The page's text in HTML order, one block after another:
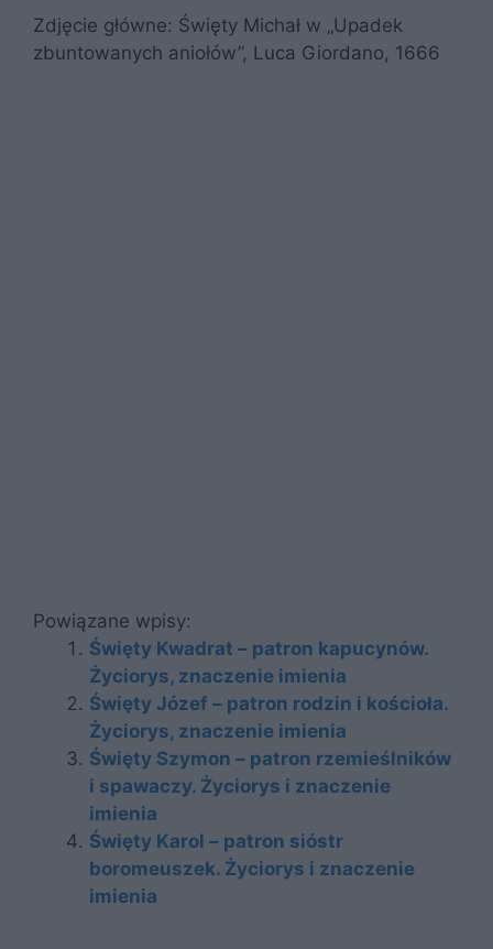
Zdjęcie główne: Święty Michał w „Upadek
zbuntowanych aniołów”, Luca Giordano, 1666
Powiązane wpisy:
Święty Kwadrat – patron kapucynów.
Życiorys, znaczenie imienia
Święty Józef – patron rodzin i kościoła.
Życiorys, znaczenie imienia
Święty Szymon – patron rzemieślników
i spawaczy. Życiorys i znaczenie
imienia
Święty Karol – patron sióstr
boromeuszek. Życiorys i znaczenie
imienia